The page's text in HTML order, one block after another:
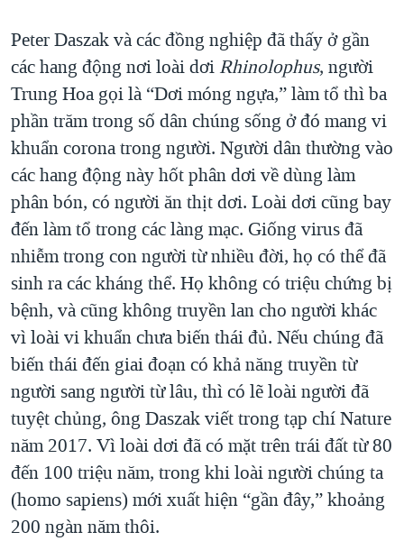
Peter Daszak và các đồng nghiệp đã thấy ở gần
các hang động nơi loài dơi Rhinolophus, người
Trung Hoa gọi là “Dơi móng ngựa,” làm tổ thì ba
phần trăm trong số dân chúng sống ở đó mang vi
khuẩn corona trong người. Người dân thường vào
các hang động này hốt phân dơi về dùng làm
phân bón, có người ăn thịt dơi. Loài dơi cũng bay
đến làm tổ trong các làng mạc. Giống virus đã
nhiễm trong con người từ nhiều đời, họ có thể đã
sinh ra các kháng thể. Họ không có triệu chứng bị
bệnh, và cũng không truyền lan cho người khác
vì loài vi khuẩn chưa biến thái đủ. Nếu chúng đã
biến thái đến giai đoạn có khả năng truyền từ
người sang người từ lâu, thì có lẽ loài người đã
tuyệt chủng, ông Daszak viết trong tạp chí Nature
năm 2017. Vì loài dơi đã có mặt trên trái đất từ 80
đến 100 triệu năm, trong khi loài người chúng ta
(homo sapiens) mới xuất hiện “gần đây,” khoảng
200 ngàn năm thôi.